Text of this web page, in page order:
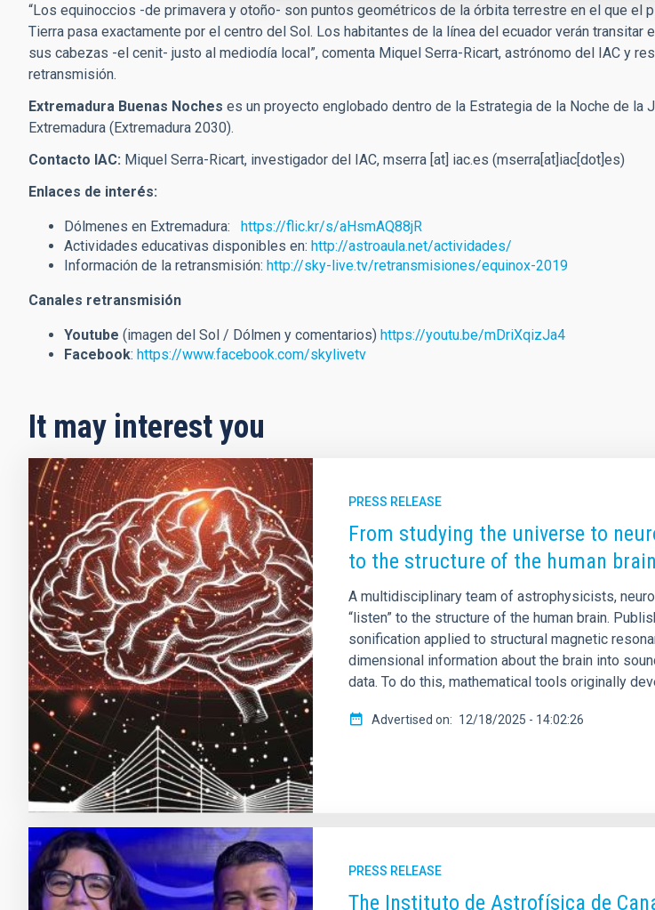
“Los equinoccios -de primavera y otoño- son puntos geométricos de la órbita terrestre en el que el
Tierra pasa exactamente por el centro del Sol. Los habitantes de la línea del ecuador verán transitar
sus cabezas -el cenit- justo al mediodía local”, comenta Miquel Serra-Ricart, astrónomo del IAC y
retransmisión.
Extremadura Buenas Noches es un proyecto englobado dentro de la Estrategia de la Noche de la
Extremadura (Extremadura 2030).
Contacto IAC: Miquel Serra-Ricart, investigador del IAC, mserra [at] iac.es (mserra[at]iac[dot]es)
Enlaces de interés:
Dólmenes en Extremadura: https://flic.kr/s/aHsmAQ88jR
Actividades educativas disponibles en: http://astroaula.net/actividades/
Información de la retransmisión: http://sky-live.tv/retransmisiones/equinox-2019
Canales retransmisión
Youtube (imagen del Sol / Dólmen y comentarios) https://youtu.be/mDriXqizJa4
Facebook: https://www.facebook.com/skylivetv
It may interest you
PRESS RELEASE
From studying the universe to
to the structure of the human brain
A multidisciplinary team of astrophysicists,
“listen” to the structure of the human brain.
sonification applied to structural magnetic
dimensional information about the brain into
data. To do this, mathematical tools originally
Advertised on 12/18/2025 - 14:02:26
PRESS RELEASE
The Instituto de Astrofísica de